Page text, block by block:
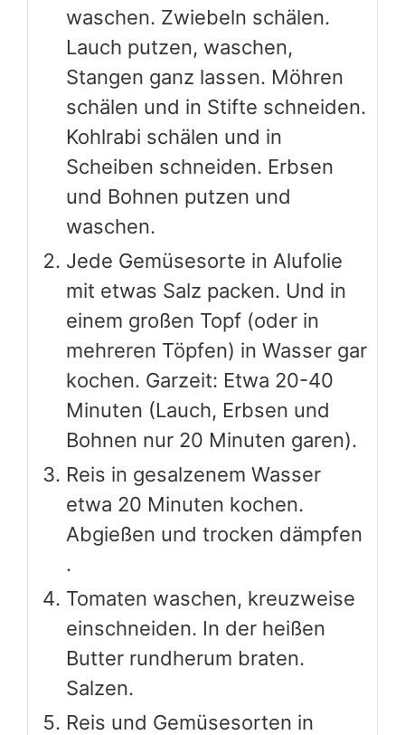
waschen. Zwiebeln schälen.
Lauch putzen, waschen,
Stangen ganz lassen. Möhren
schälen und in Stifte schneiden.
Kohlrabi schälen und in
Scheiben schneiden. Erbsen
und Bohnen putzen und
waschen.
Jede Gemüsesorte in Alufolie
mit etwas Salz packen. Und in
einem großen Topf (oder in
mehreren Töpfen) in Wasser gar
kochen. Garzeit: Etwa 20-40
Minuten (Lauch, Erbsen und
Bohnen nur 20 Minuten garen).
Reis in gesalzenem Wasser
etwa 20 Minuten kochen.
Abgießen und trocken dämpfen
.
Tomaten waschen, kreuzweise
einschneiden. In der heißen
Butter rundherum braten.
Salzen.
Reis und Gemüsesorten in